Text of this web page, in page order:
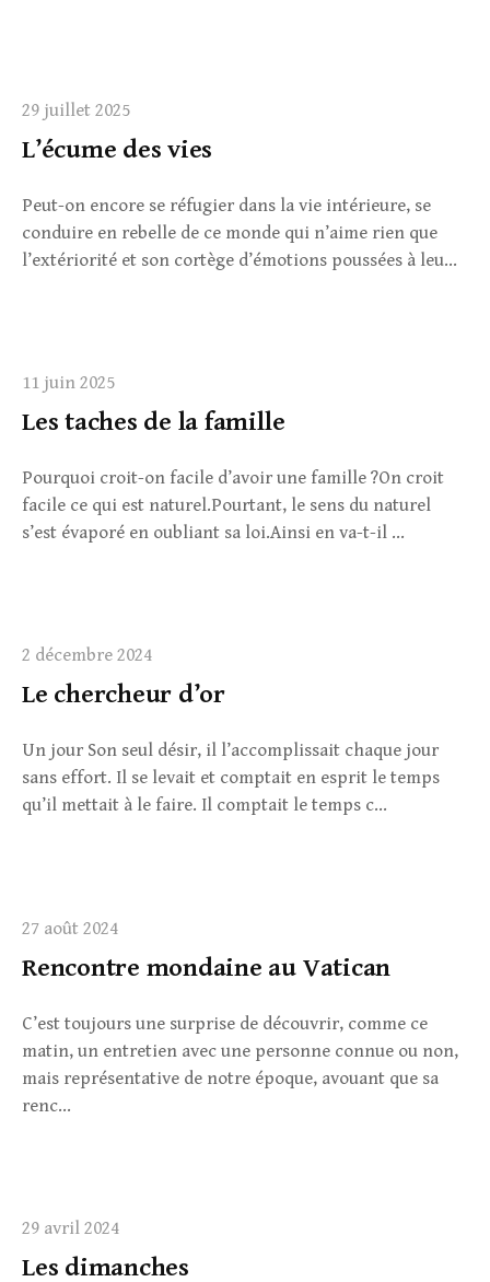
29 juillet 2025
L’écume des vies
Peut-on encore se réfugier dans la vie intérieure, se
conduire en rebelle de ce monde qui n’aime rien que
l’extériorité et son cortège d’émotions poussées à leu...
11 juin 2025
Les taches de la famille
Pourquoi croit-on facile d’avoir une famille ?On croit
facile ce qui est naturel.Pourtant, le sens du naturel
s’est évaporé en oubliant sa loi.Ainsi en va-t-il ...
2 décembre 2024
Le chercheur d’or
Un jour Son seul désir, il l’accomplissait chaque jour
sans effort. Il se levait et comptait en esprit le temps
qu’il mettait à le faire. Il comptait le temps c...
27 août 2024
Rencontre mondaine au Vatican
C’est toujours une surprise de découvrir, comme ce
matin, un entretien avec une personne connue ou non,
mais représentative de notre époque, avouant que sa
renc...
29 avril 2024
Les dimanches